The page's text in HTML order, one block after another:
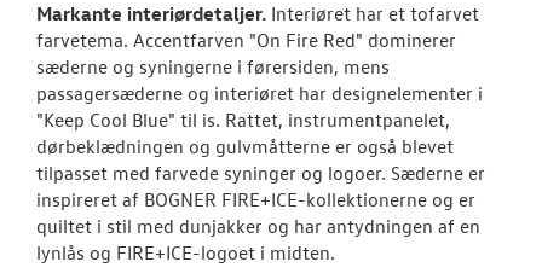
Markante interiørdetaljer. Interiøret har et tofarvet
farvetema. Accentfarven "On Fire Red" dominerer
sæderne og syningerne i førersiden, mens
passagersæderne og interiøret har designelementer i
"Keep Cool Blue" til is. Rattet, instrumentpanelet,
dørbeklædningen og gulvmåtterne er også blevet
tilpasset med farvede syninger og logoer. Sæderne er
inspireret af BOGNER FIRE+ICE-kollektionerne og er
quiltet i stil med dunjakker og har antydningen af en
lynlås og FIRE+ICE-logoet i midten.